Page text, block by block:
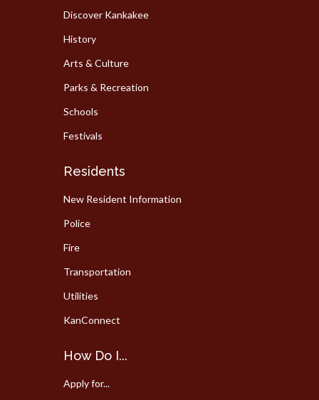
Discover Kankakee
History
Arts & Culture
Parks & Recreation
Schools
Festivals
Residents
New Resident Information
Police
Fire
Transportation
Utilities
KanConnect
How Do I...
Apply for...